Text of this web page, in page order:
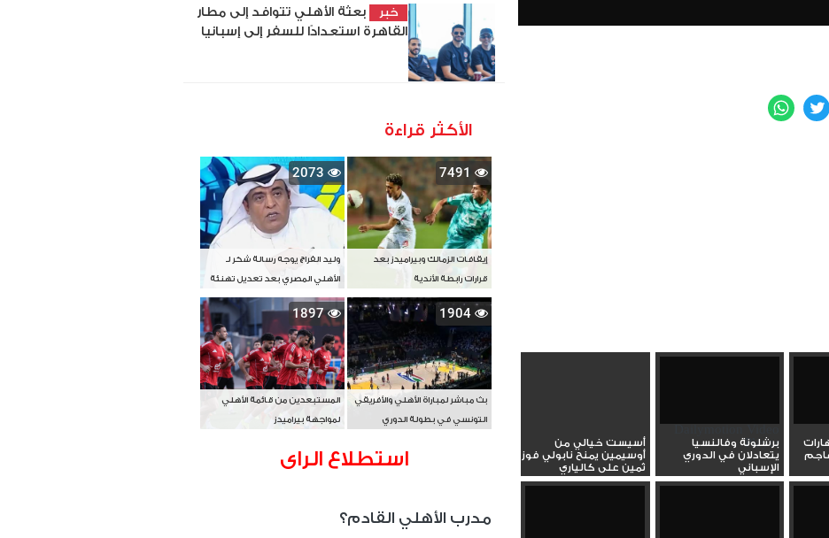
Twitter
WhatsApp
Player
برشلونة وفالنسيا
يتعادلان في الدوري
الإسباني
أسيست خيالي من
أوسيمين يمنح نابولي فوز
ثمين على كالياري
خبر
بعثة الأهلي تتوافد إلى مطار
القاهرة استعدادًا للسفر إلى إسبانيا
الأكثر قراءة
7491
إيقافات الزمالك وبيراميدز بعد
قرارات رابطة الأندية
2073
وليد الفراج يوجه رسالة شكر لـ
الأهلي المصري بعد تعديل تهنئة
بطل آسيا
1904
بث مباشر لمباراة الأهلي والأفريقي
التونسي في بطولة الدوري
1897
المستبعدين من قائمة الأهلي
لمواجهة بيراميدز
استطلاع الراى
مدرب الأهلي القادم؟